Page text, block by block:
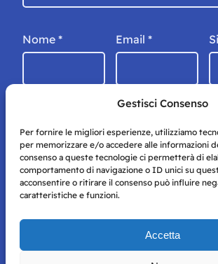
Gestisci Consenso
Per fornire le migliori esperienze, utilizziamo
per memorizzare e/o accedere alle informazioni
consenso a queste tecnologie ci permetterà di
comportamento di navigazione o ID unici su
acconsentire o ritirare il consenso può influire
caratteristiche e funzioni.
Accetta
Nome * Email *
Storie di Napoli è una testata registrata presso il